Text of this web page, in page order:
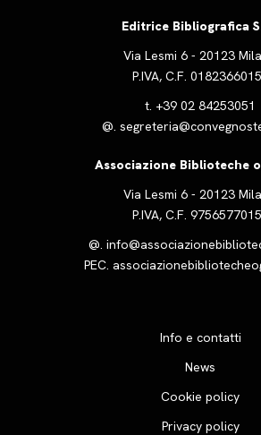
Editrice Bibliografica
Via Lesmi 6 - 20123
P.IVA, C.F.
t. +39 02 84253051
@.
Associazione Biblioteche
Via Lesmi 6 - 20123
P.IVA, C.F.
@.
PEC.
Info e contatti
News
Cookie policy
Privacy policy